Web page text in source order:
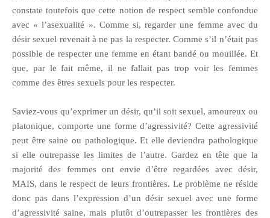
constate toutefois que cette notion de respect semble confondue
avec « l’asexualité ». Comme si, regarder une femme avec du
désir sexuel revenait à ne pas la respecter. Comme s’il n’était pas
possible de respecter une femme en étant bandé ou mouillée. Et
que, par le fait même, il ne fallait pas trop voir les femmes
comme des êtres sexuels pour les respecter.
Saviez-vous qu’exprimer un désir, qu’il soit sexuel, amoureux ou
platonique, comporte une forme d’agressivité? Cette agressivité
peut être saine ou pathologique. Et elle deviendra pathologique
si elle outrepasse les limites de l’autre. Gardez en tête que la
majorité des femmes ont envie d’être regardées avec désir,
MAIS, dans le respect de leurs frontières. Le problème ne réside
donc pas dans l’expression d’un désir sexuel avec une forme
d’agressivité saine, mais plutôt d’outrepasser les frontières des